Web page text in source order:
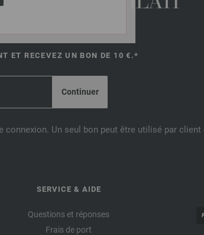
ET RECEVEZ UN BON DE 10 €.*
Un seul bon peut être utilisé par
SERVICE & AIDE
Questions et réponses
Frais de port